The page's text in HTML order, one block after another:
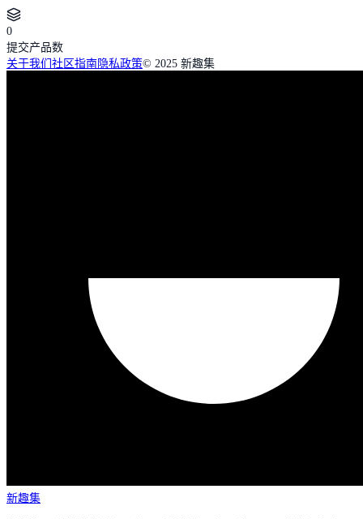
0
提交产品数
关于我们 社区指南隐私政策© 2025 新趣集
新趣集